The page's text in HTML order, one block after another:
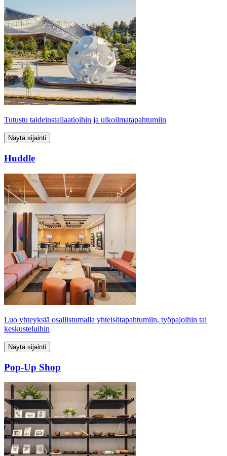
Tutustu taideinstallaatioihin ja ulkoilmatapahtumiin
Näytä sijainti
Huddle
Luo yhteyksiä osallistumalla yhteisötapahtumiin, työpajoihin tai
keskusteluihin
Näytä sijainti
Pop-Up Shop